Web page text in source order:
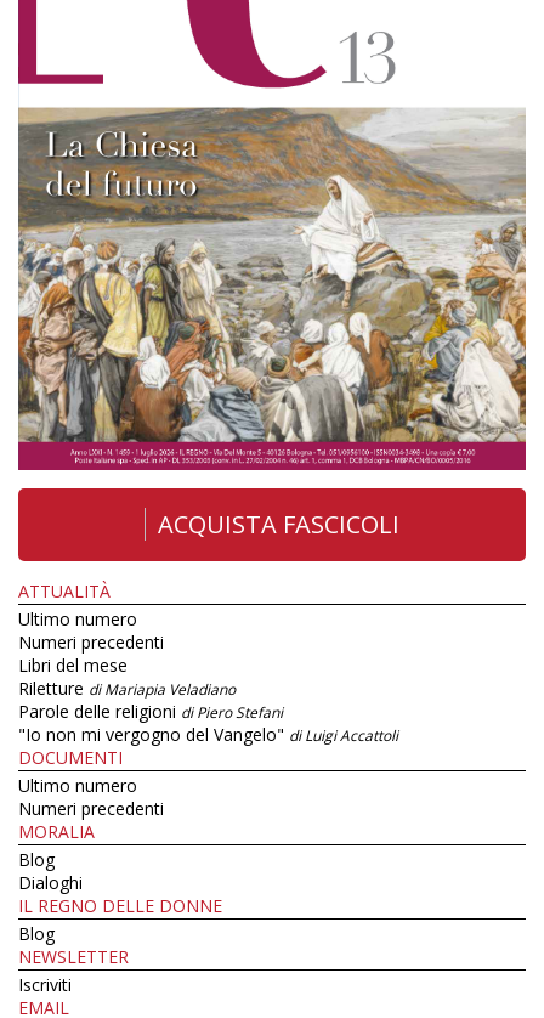
ACQUISTA FASCICOLI
ATTUALITÀ
Ultimo numero
Numeri precedenti
Libri del mese
Riletture di Mariapia Veladiano
Parole delle religioni di Piero Stefani
"Io non mi vergogno del Vangelo" di Luigi Accattoli
DOCUMENTI
Ultimo numero
Numeri precedenti
MORALIA
Blog
Dialoghi
IL REGNO DELLE DONNE
Blog
NEWSLETTER
Iscriviti
EMAIL